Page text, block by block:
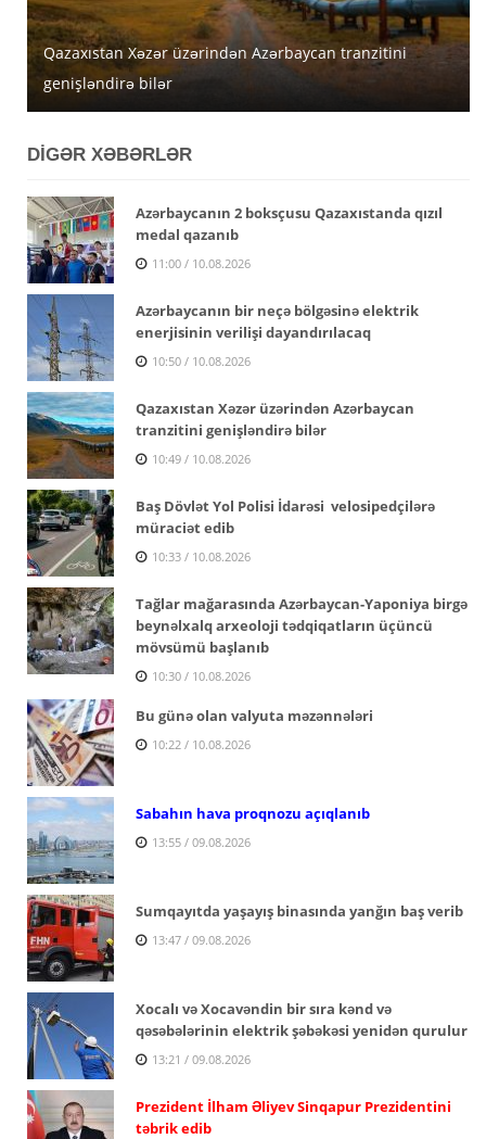
Qazaxıstan Xəzər üzərindən Azərbaycan tranzitini
genişləndirə bilər
Sabahın hava proqnozu açıqlanıb
Sabah 39 dərəcə isti olacaq
DİGƏR XƏBƏRLƏR
Azərbaycanın 2 boksçusu Qazaxıstanda qızıl
medal qazanıb
11:00 / 10.08.2026
Azərbaycanın bir neçə bölgəsinə elektrik
enerjisinin verilişi dayandırılacaq
10:50 / 10.08.2026
Qazaxıstan Xəzər üzərindən Azərbaycan
tranzitini genişləndirə bilər
10:49 / 10.08.2026
Baş Dövlət Yol Polisi İdarəsi velosipedçilərə
müraciət edib
10:33 / 10.08.2026
Tağlar mağarasında Azərbaycan-Yaponiya birgə
beynəlxalq arxeoloji tədqiqatların üçüncü
mövsümü başlanıb
10:30 / 10.08.2026
Bu günə olan valyuta məzənnələri
10:22 / 10.08.2026
Sabahın hava proqnozu açıqlanıb
13:55 / 09.08.2026
Sumqayıtda yaşayış binasında yanğın baş verib
13:47 / 09.08.2026
Xocalı və Xocavəndin bir sıra kənd və
qəsəbələrinin elektrik şəbəkəsi yenidən qurulur
13:21 / 09.08.2026
Prezident İlham Əliyev Sinqapur Prezidentini
təbrik edib